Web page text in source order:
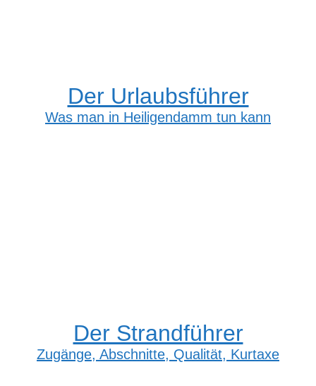
Der Urlaubsführer
Was man in Heiligendamm tun kann
Der Strandführer
Zugänge, Abschnitte, Qualität, Kurtaxe